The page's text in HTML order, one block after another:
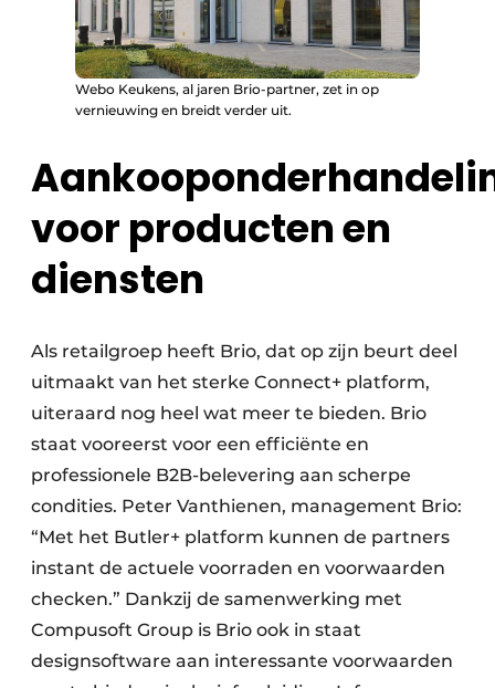
Webo Keukens, al jaren Brio-partner, zet in op
vernieuwing en breidt verder uit.
voor producten en
diensten
Als retailgroep heeft Brio, dat op zijn beurt deel
uitmaakt van het sterke Connect+ platform,
uiteraard nog heel wat meer te bieden. Brio
staat vooreerst voor een efficiënte en
professionele B2B-belevering aan scherpe
condities. Peter Vanthienen, management Brio:
“Met het Butler+ platform kunnen de partners
instant de actuele voorraden en voorwaarden
checken.” Dankzij de samenwerking met
Compusoft Group is Brio ook in staat
designsoftware aan interessante voorwaarden